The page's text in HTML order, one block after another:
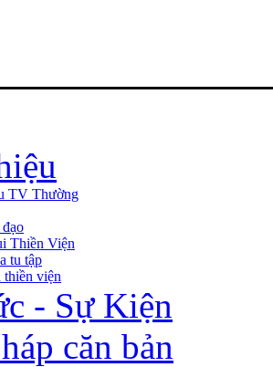
TV Thường
Thiền Viện
tu tập
thiền viện
- Sự Kiện
căn bản